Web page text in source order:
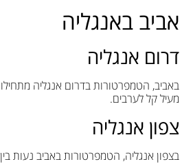
אביב באנגליה
דרום אנגליה
מעיל קל לערבים.
צפון אנגליה
בצפון אנגליה, הטמפרטורות באביב נעות בין 4°C ל-13°C. המשקעים מתונים יותר מאשר בחורף. בגדים קלים עם שכבות נוספות מומלצים.